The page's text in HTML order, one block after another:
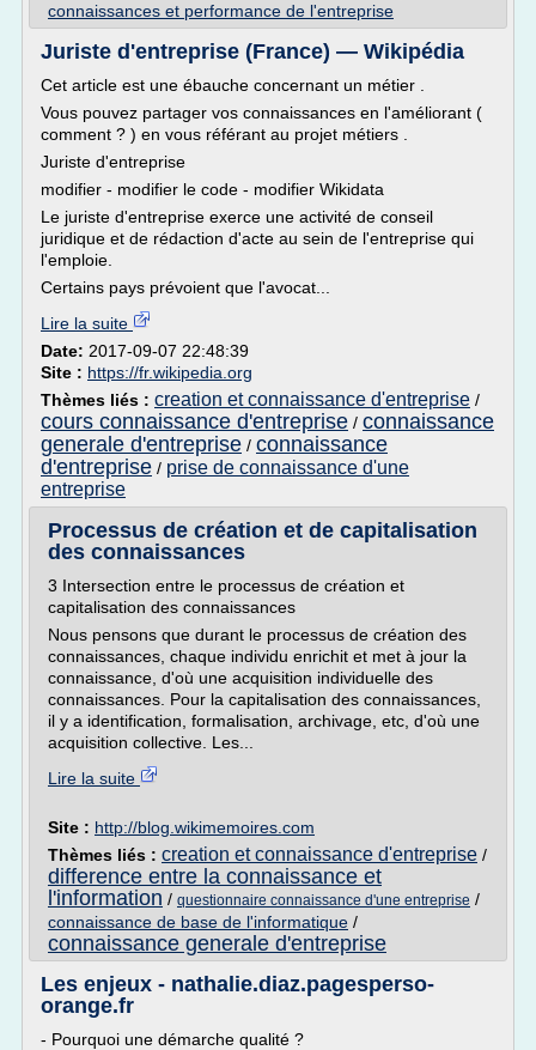
connaissances et performance de l'entreprise
Juriste d'entreprise (France) — Wikipédia
Cet article est une ébauche concernant un métier .
Vous pouvez partager vos connaissances en l'améliorant (
comment ? ) en vous référant au projet métiers .
Juriste d'entreprise
modifier - modifier le code - modifier Wikidata
Le juriste d'entreprise exerce une activité de conseil
juridique et de rédaction d'acte au sein de l'entreprise qui
l'emploie.
Certains pays prévoient que l'avocat...
Lire la suite
Date: 2017-09-07 22:48:39
Site : https://fr.wikipedia.org
Thèmes liés : creation et connaissance d'entreprise /
cours connaissance d'entreprise / connaissance
generale d'entreprise / connaissance
d'entreprise / prise de connaissance d'une
entreprise
Processus de création et de capitalisation
des connaissances
3 Intersection entre le processus de création et
capitalisation des connaissances
Nous pensons que durant le processus de création des
connaissances, chaque individu enrichit et met à jour la
connaissance, d'où une acquisition individuelle des
connaissances. Pour la capitalisation des connaissances,
il y a identification, formalisation, archivage, etc, d'où une
acquisition collective. Les...
Lire la suite
Site : http://blog.wikimemoires.com
Thèmes liés : creation et connaissance d'entreprise /
difference entre la connaissance et
l'information / questionnaire connaissance d'une entreprise /
connaissance de base de l'informatique /
connaissance generale d'entreprise
Les enjeux - nathalie.diaz.pagesperso-
orange.fr
- Pourquoi une démarche qualité ?